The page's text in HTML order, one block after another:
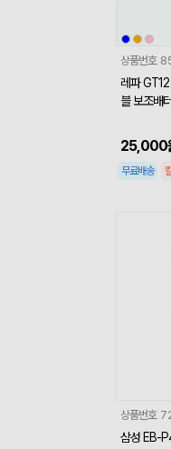
상품번호
레파
블 보조배
25,000
무료배송
상품번호
삼성 EB-